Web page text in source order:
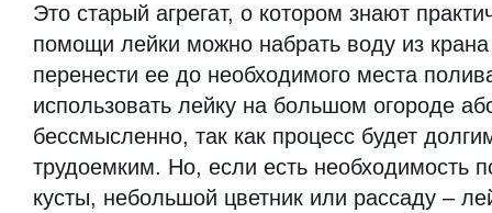
Это старый агрегат, о котором знают
помощи лейки можно набрать воду из
перенести ее до необходимого места
использовать лейку на большом огороде
бессмысленно, так как процесс будет
трудоемким. Но, если есть необходимость
кусты, небольшой цветник или рассаду –